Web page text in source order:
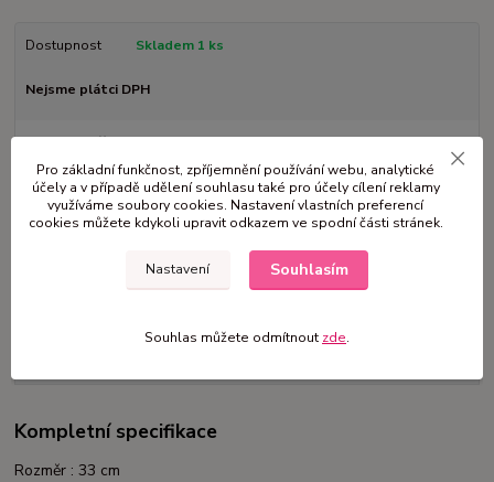
Dostupnost Skladem 1 ks
Nejsme plátci DPH
1 400 Kč
Přidat do košíku
Kompletní specifikace
Rozměr : 33 cm
Pro základní funkčnost, zpříjemnění používání webu, analytické
účely a v případě udělení souhlasu také pro účely cílení reklamy
využíváme soubory cookies. Nastavení vlastních preferencí
cookies můžete kdykoli upravit odkazem ve spodní části stránek.
Nastavení Souhlasím
Souhlas můžete odmítnout zde.